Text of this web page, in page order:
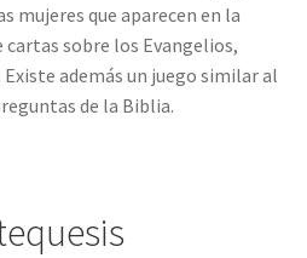
mujeres que aparecen en la
cartas sobre los Evangelios,
Existe además un juego similar al
de la Biblia.